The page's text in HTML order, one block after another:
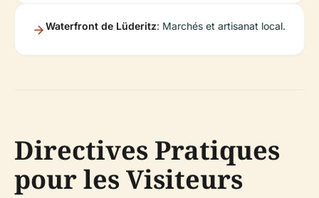
Waterfront de Lüderitz: Marchés et artisanat local.
Directives Pratiques
pour les Visiteurs